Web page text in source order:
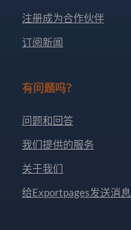
注册成为合作伙伴
订阅新闻
有问题吗？
问题和回答
我们提供的服务
关于我们
给Exportpages发送消息